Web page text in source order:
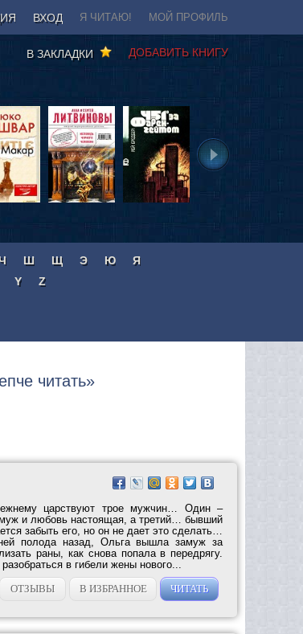
ВХОД Я ЧИТАЮ! МОЙ ПРОФИЛЬ
ДОБАВИТЬ КНИГУ
В ЗАКЛАДКИ
Ш Щ Э Ю
Я
Y Z
читать»
царствуют трое мужчин… Один –
и любовь настоящая, а третий… бывший
забыть его, но он не дает это сделать…
полода назад, Ольга вышла замуж за
раны, как снова попала в передрягу.
в гибели жены нового...
ОТЗЫВЫ В ИЗБРАННОЕ ЧИТАТЬ